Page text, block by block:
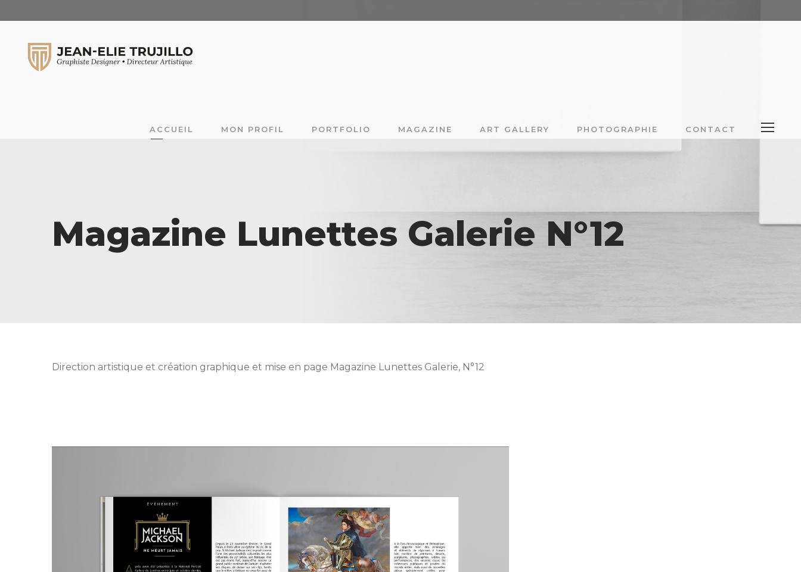
ACCUEIL MON PROFIL PORTFOLIO MAGAZINE ART GALLERY PHOTOGRAPHIE CONTACT
Magazine Lunettes Galerie N°12
Direction artistique et création graphique et mise en page Magazine Lunettes Galerie, N°12